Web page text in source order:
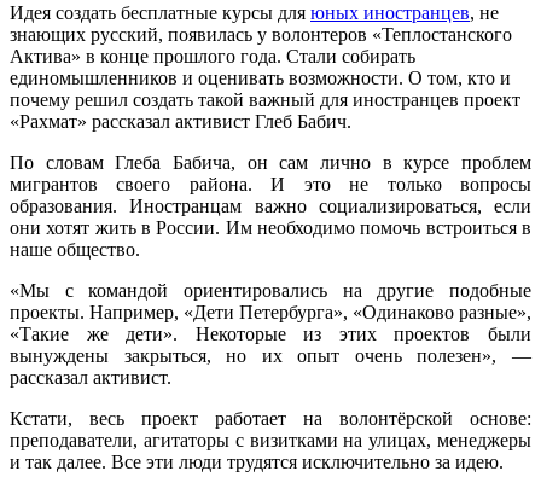
Идея создать бесплатные курсы для юных иностранцев, не
знающих русский, появилась у волонтеров «Теплостанского
Актива» в конце прошлого года. Стали собирать
единомышленников и оценивать возможности. О том, кто и
почему решил создать такой важный для иностранцев проект
«Рахмат» рассказал активист Глеб Бабич.
По словам Глеба Бабича, он сам лично в курсе проблем
мигрантов своего района. И это не только вопросы
образования. Иностранцам важно социализироваться, если
они хотят жить в России. Им необходимо помочь встроиться в
наше общество.
«Мы с командой ориентировались на другие подобные
проекты. Например, «Дети Петербурга», «Одинаково разные»,
«Такие же дети». Некоторые из этих проектов были
вынуждены закрыться, но их опыт очень полезен», —
рассказал активист.
Кстати, весь проект работает на волонтёрской основе:
преподаватели, агитаторы с визитками на улицах, менеджеры
и так далее. Все эти люди трудятся исключительно за идею.